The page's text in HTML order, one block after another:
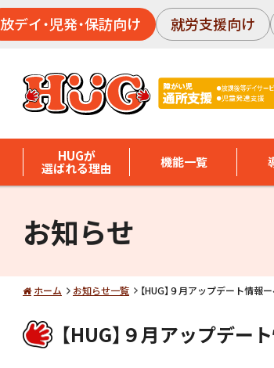
放デイ・児発・保訪向け 就労支援向け
HUGが
選ばれる理由 機能一覧
お知らせ
ホーム お知らせ一覧 【HUG】９月アップデート情
【HUG】９月アップデ